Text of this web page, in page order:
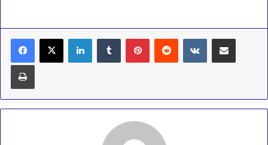
LinkedinTumblr PinterestReddit VKontaktePartager par email
Imprimer